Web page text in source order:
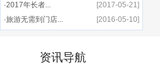
·2017年长者...
[2017-05-21]
·旅游无需到门店...
[2016-05-10]
资讯导航